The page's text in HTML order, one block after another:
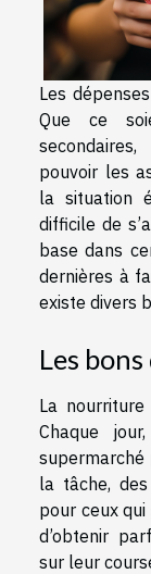
Les
Que ce
pouvoir les
la situation
difficile de
base dans
dernières à
existe divers
Les
La
Chaque
supermarché
la tâche,
pour ceux
d’obtenir
sur leur